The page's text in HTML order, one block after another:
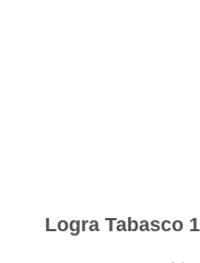
Logra Tabasco